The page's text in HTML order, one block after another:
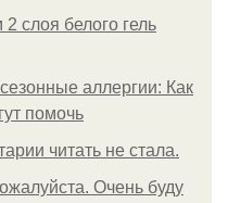
слоя белого гель
аллергии: Как
помочь
читать не стала.
Очень буду